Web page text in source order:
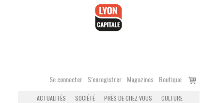
Se connecter S’enregistrer Magazines Boutique
Voir
ACTUALITÉS SOCIÉTÉ PRÈS DE CHEZ VOUS
CULTURE